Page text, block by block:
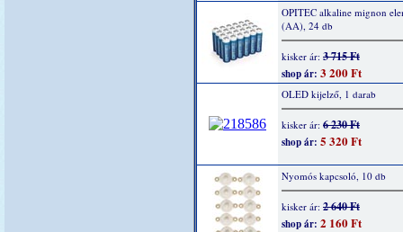
OPITEC alkaline mignon
(AA), 24 db
kisker ár: 3 715 Ft
shop ár: 3 200 Ft
OLED kijelző, 1 darab
kisker ár: 6 230 Ft
shop ár: 5 320 Ft
Nyomós kapcsoló, 10 db
kisker ár: 2 640 Ft
shop ár: 2 160 Ft